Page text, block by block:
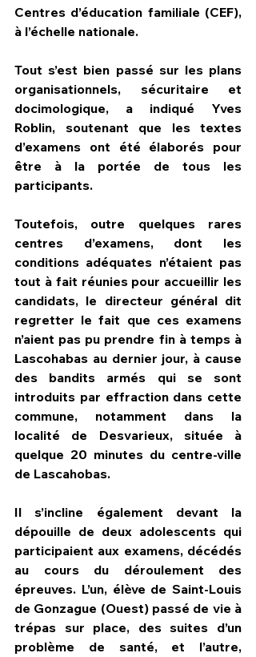
Centres d’éducation familiale (CEF),
à l’échelle nationale.
Tout s’est bien passé sur les plans
organisationnels, sécuritaire et
docimologique, a indiqué Yves
Roblin, soutenant que les textes
d’examens ont été élaborés pour
être à la portée de tous les
participants.
Toutefois, outre quelques rares
centres d’examens, dont les
conditions adéquates n’étaient pas
tout à fait réunies pour accueillir les
candidats, le directeur général dit
regretter le fait que ces examens
n’aient pas pu prendre fin à temps à
Lascohabas au dernier jour, à cause
des bandits armés qui se sont
introduits par effraction dans cette
commune, notamment dans la
localité de Desvarieux, située à
quelque 20 minutes du centre-ville
de Lascahobas.
Il s’incline également devant la
dépouille de deux adolescents qui
participaient aux examens, décédés
au cours du déroulement des
épreuves. L’un, élève de Saint-Louis
de Gonzague (Ouest) passé de vie à
trépas sur place, des suites d’un
problème de santé, et l’autre,